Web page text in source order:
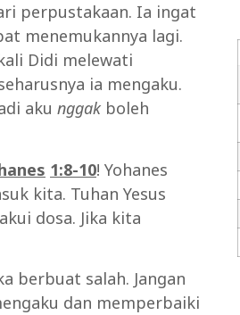
perpustakaan. Ia ingat
menemukannya lagi.
Didi melewati
ia mengaku.
aku nggak boleh
1:8-10! Yohanes
kita. Tuhan Yesus
dosa. Jika kita
berbuat salah. Jangan
dan memperbaiki